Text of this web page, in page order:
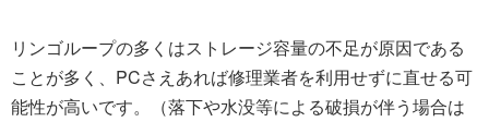
リンゴループの多くはストレージ容量の不足が原因である
ことが多く、PCさえあれば修理業者を利用せずに直せる可
能性が高いです。（落下や水没等による破損が伴う場合は